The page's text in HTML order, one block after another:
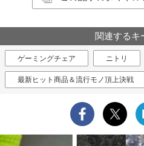
関連するキ
ゲーミングチェア ニトリ
最新ヒット商品＆流行モノ頂上決戦